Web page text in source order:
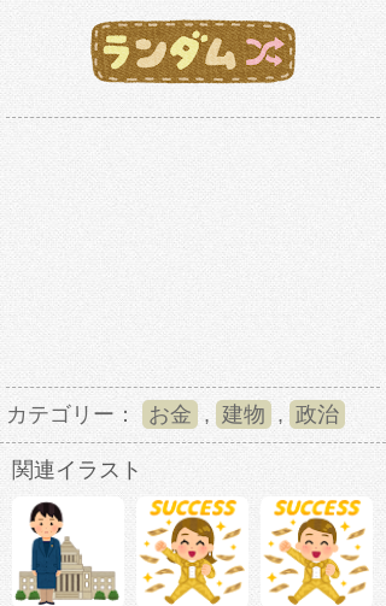
カテゴリー： お金 , 建物 , 政治
関連イラスト